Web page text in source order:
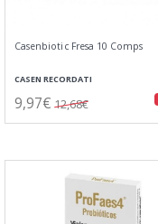
Casenbiotic Fresa 10 Comps
CASEN RECORDATI
9,97€ 12,68€